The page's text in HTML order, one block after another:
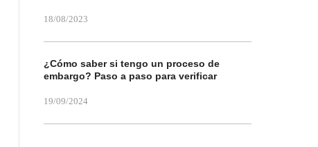
18/08/2023
¿Cómo saber si tengo un proceso de
embargo? Paso a paso para verificar
19/09/2024